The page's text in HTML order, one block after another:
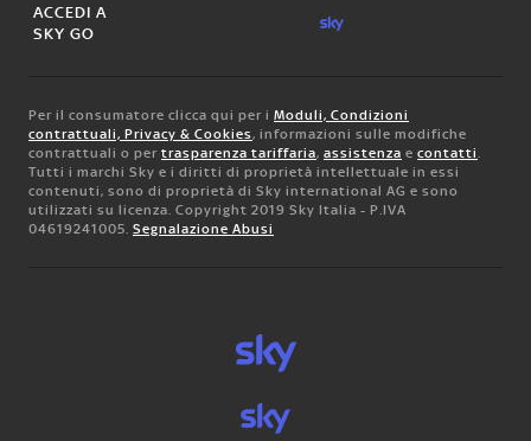
ACCEDI A
SKY GO
Per il consumatore clicca qui per i Moduli, Condizioni
contrattuali, Privacy & Cookies, informazioni sulle modifiche
contrattuali o per trasparenza tariffaria, assistenza e contatti.
Tutti i marchi Sky e i diritti di proprietà intellettuale in essi
contenuti, sono di proprietà di Sky international AG e sono
utilizzati su licenza. Copyright 2019 Sky Italia - P.IVA
04619241005. Segnalazione Abusi